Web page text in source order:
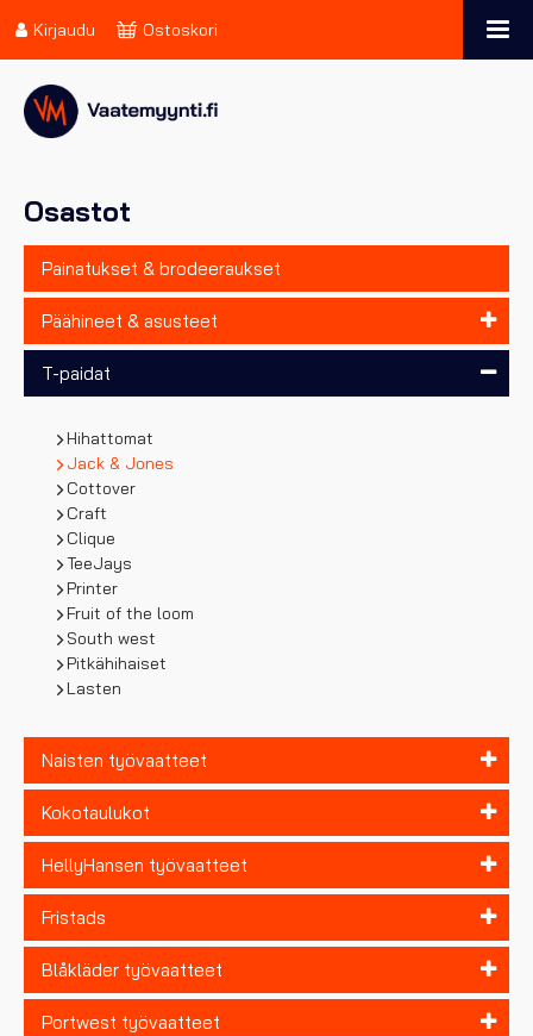
Osastot
Painatukset & brodeeraukset
Päähineet & asusteet
T-paidat
Hihattomat
Jack & Jones
Cottover
Craft
Clique
TeeJays
Printer
Fruit of the loom
South west
Pitkähihaiset
Lasten
Naisten työvaatteet
Kokotaulukot
HellyHansen työvaatteet
Fristads
Blåkläder työvaatteet
Portwest työvaatteet
Kirjaudu Ostoskori